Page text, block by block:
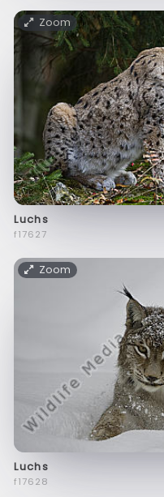
Zoom
Luchs
f17627
Zoom
Luchs
f17628